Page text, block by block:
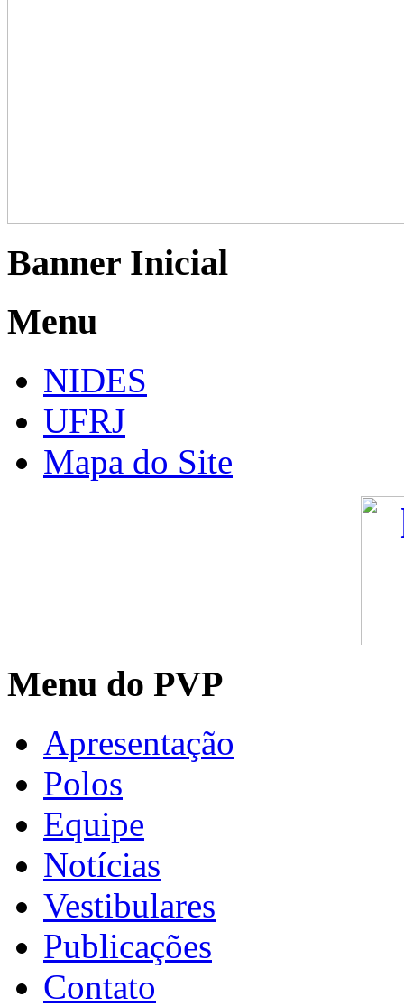
Banner Inicial
Menu
NIDES
UFRJ
Mapa do Site
Menu do PVP
Apresentação
Polos
Equipe
Notícias
Vestibulares
Publicações
Contato